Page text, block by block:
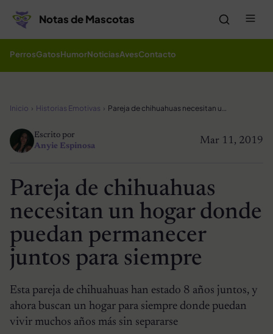
Notas de Mascotas
PerrosGatosHumorNoticiasAvesContacto
Inicio Historias Emotivas Pareja de chihuahuas necesitan un hogar donde puedan permanecer juntos para siempre
Mar 11, 2019
Escrito por
Anyie Espinosa
Pareja de chihuahuas
necesitan un hogar donde
puedan permanecer
juntos para siempre
Esta pareja de chihuahuas han estado 8 años juntos, y
ahora buscan un hogar para siempre donde puedan
vivir muchos años más sin separarse